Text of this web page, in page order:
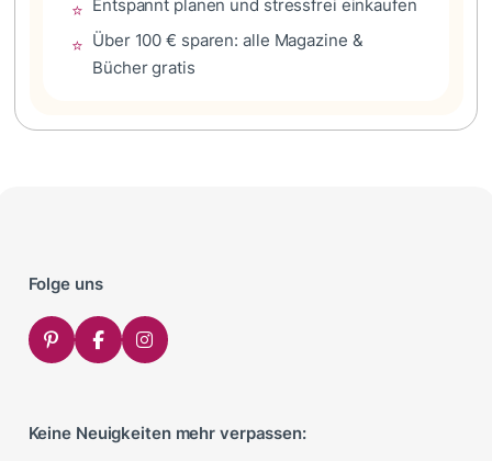
⭐ Entspannt planen und stressfrei einkaufen
⭐ Über 100 € sparen: alle Magazine &
Bücher gratis
Folge uns
Keine Neuigkeiten mehr verpassen: